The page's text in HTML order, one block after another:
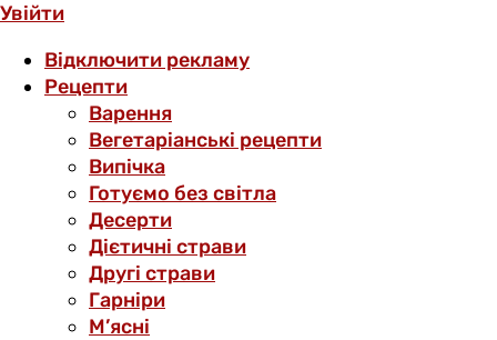
Увійти
Відключити рекламу
Рецепти
Варення
Вегетаріанські рецепти
Випічка
Готуємо без світла
Десерти
Дієтичні страви
Другі страви
Гарніри
М’ясні